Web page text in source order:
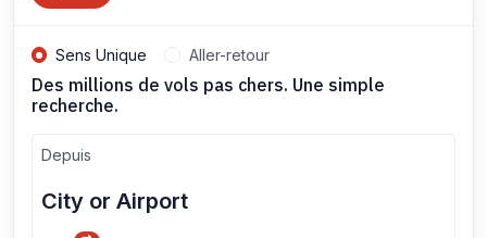
Sens Unique Aller-retour
Des millions de vols pas chers. Une simple
recherche.
Depuis